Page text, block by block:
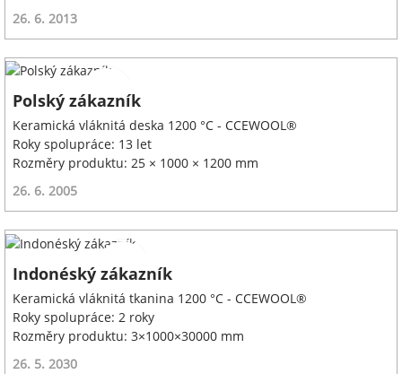
26. 6. 2013
Polský zákazník
Keramická vláknitá deska 1200 °C - CCEWOOL®
Roky spolupráce: 13 let
Rozměry produktu: 25 × 1000 × 1200 mm
26. 6. 2005
Indonéský zákazník
Keramická vláknitá tkanina 1200 °C - CCEWOOL®
Roky spolupráce: 2 roky
Rozměry produktu: 3×1000×30000 mm
26. 5. 2030